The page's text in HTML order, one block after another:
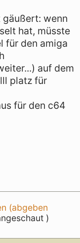
wenn
hat, müsste
für den amiga
auf dem
platz für
für den c64
(abgeben
)